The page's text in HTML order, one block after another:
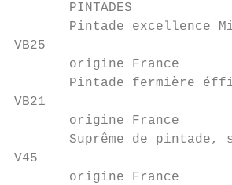
       PINTADES
Pintade excellence
VB25
origine France
Pintade fermière
VB21
origine France
Suprême de pintade,
V45
origine France